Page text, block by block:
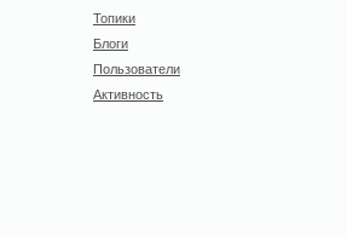
Топики
Блоги
Пользователи
Активность